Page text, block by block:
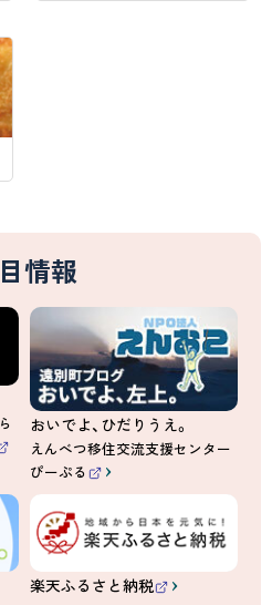
情報
おいでよ、ひだりうえ。
えんべつ移住交流支援センター
ぴーぷる
（
部
サ
イ
ト
）
楽天ふるさと納税